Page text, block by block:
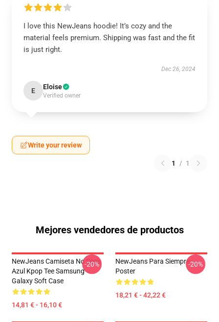
I love this NewJeans hoodie! It’s cozy and the
material feels premium. Shipping was fast and the fit
is just right.
Dec 26, 2024
E Eloise
Verified owner
Write your review
1 / 1
Mejores vendedores de productos
NewJeans Camiseta No Seas
Azul Kpop Tee Samsung
Galaxy Soft Case
14,81 € - 16,10 €
-20%
NewJeans Para Siempre
Poster
18,21 € - 42,22 €
-20%